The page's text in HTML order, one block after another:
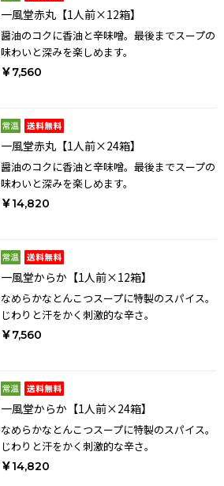
一風堂赤丸【1人前×12箱】
醤油のコクに香油と辛味噌。最後までスープの
味わいと深みを楽しめます。
￥7,560
一風堂赤丸【1人前×24箱】
醤油のコクに香油と辛味噌。最後までスープの
味わいと深みを楽しめます。
￥14,820
一風堂からか【1人前×12箱】
なめらかなとんこつスープに特製のスパイス。
じわりと汗をかく刺激的な辛さ。
￥7,560
一風堂からか【1人前×24箱】
なめらかなとんこつスープに特製のスパイス。
じわりと汗をかく刺激的な辛さ。
￥14,820